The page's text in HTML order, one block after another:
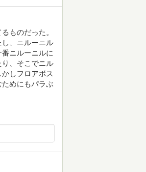
ものだった。
、ニルーニル
ニルーニルに
、そこでニル
しフロアボス
めにもパラぶ